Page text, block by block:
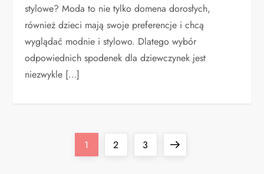
stylowe? Moda to nie tylko domena dorosłych,
również dzieci mają swoje preferencje i chcą
wyglądać modnie i stylowo. Dlatego wybór
odpowiednich spodenek dla dziewczynek jest
niezwykle […]
Page
1 Page
2 Page
3
Next